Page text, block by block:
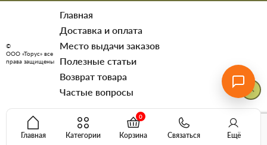
Главная Категории Корзина
0
Связаться Ещё
©
ООО «Торус» все
права защищены
Главная
Доставка и оплата
Место выдачи заказов
Полезные статьи
Возврат товара
Частые вопросы